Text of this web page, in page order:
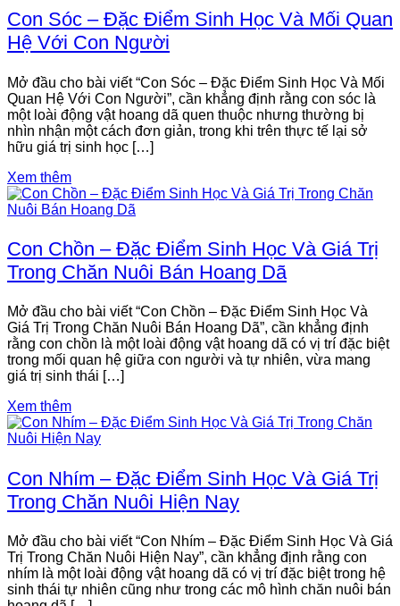
Con Sóc – Đặc Điểm Sinh Học Và Mối Quan
Hệ Với Con Người
Mở đầu cho bài viết “Con Sóc – Đặc Điểm Sinh Học Và Mối
Quan Hệ Với Con Người”, cần khẳng định rằng con sóc là
một loài động vật hoang dã quen thuộc nhưng thường bị
nhìn nhận một cách đơn giản, trong khi trên thực tế lại sở
hữu giá trị sinh học […]
Xem thêm
Con Chồn – Đặc Điểm Sinh Học Và Giá Trị
Trong Chăn Nuôi Bán Hoang Dã
Mở đầu cho bài viết “Con Chồn – Đặc Điểm Sinh Học Và
Giá Trị Trong Chăn Nuôi Bán Hoang Dã”, cần khẳng định
rằng con chồn là một loài động vật hoang dã có vị trí đặc biệt
trong mối quan hệ giữa con người và tự nhiên, vừa mang
giá trị sinh thái […]
Xem thêm
Con Nhím – Đặc Điểm Sinh Học Và Giá Trị
Trong Chăn Nuôi Hiện Nay
Mở đầu cho bài viết “Con Nhím – Đặc Điểm Sinh Học Và Giá
Trị Trong Chăn Nuôi Hiện Nay”, cần khẳng định rằng con
nhím là một loài động vật hoang dã có vị trí đặc biệt trong hệ
sinh thái tự nhiên cũng như trong các mô hình chăn nuôi bán